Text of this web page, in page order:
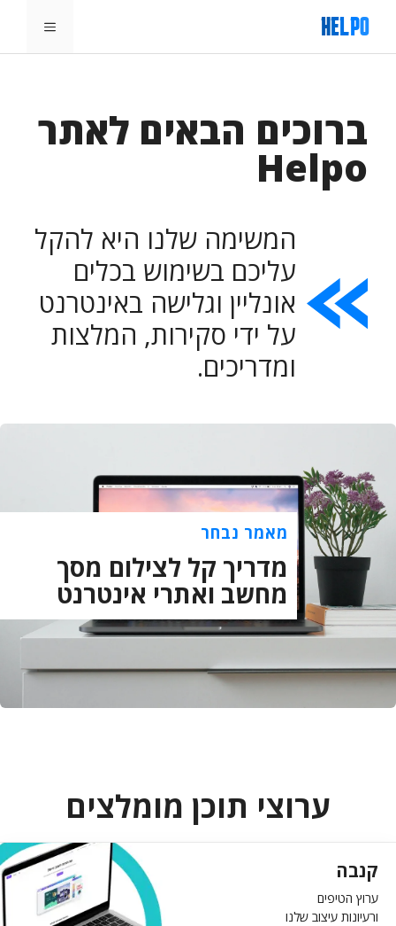
לתוכן
תפריט
ברוכים הבאים לאתר
Helpo
המשימה שלנו היא להקל
עליכם בשימוש בכלים
אונליין וגלישה באינטרנט
על ידי סקירות, המלצות
ומדריכים.
מאמר נבחר
מדריך קל לצילום מסך
מחשב ואתרי אינטרנט
ערוצי תוכן מומלצים
קנבה
ערוץ הטיפים
ורעיונות עיצוב שלנו